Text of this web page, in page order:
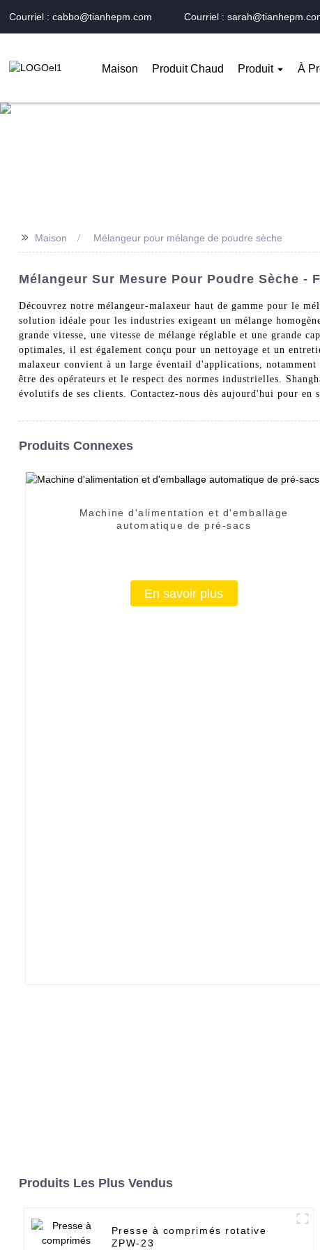
Courriel : cabbo@tianhepm.com Courriel :
Maison Produit Chaud Produit À
>> Maison Mélangeur pour mélange de poudre sèche
Mélangeur Sur Mesure Pour Poudre Sèche -
Découvrez notre mélangeur-malaxeur haut de gamme pour le
solution idéale pour les industries exigeant un mélange
grande vitesse, une vitesse de mélange réglable et une grande
optimales, il est également conçu pour un nettoyage et un
malaxeur convient à un large éventail d'applications,
être des opérateurs et le respect des normes industrielles.
évolutifs de ses clients. Contactez-nous dès aujourd'hui pour
Produits Connexes
Machine d'alimentation et d'emballage
automatique de pré-sacs
En savoir plus
Produits Les Plus Vendus
Presse à comprimés rotative
ZPW-23